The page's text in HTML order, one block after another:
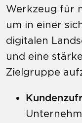
Werkzeug für
um in einer
digitalen
und eine
Zielgruppe